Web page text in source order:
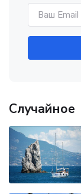
Случайное